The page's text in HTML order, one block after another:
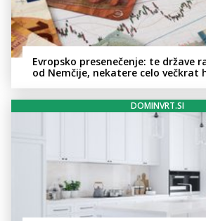
Evropsko presenečenje: te države
od Nemčije, nekatere celo večkrat
DOMINVRT.SI